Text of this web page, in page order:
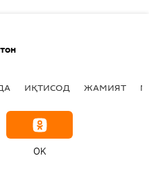
ИҚТИСОД ЖАМИЯТ
OK